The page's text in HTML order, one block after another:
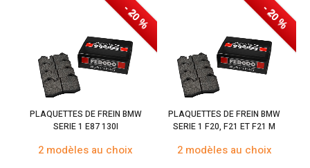
- 20 %
PLAQUETTES DE FREIN BMW
SERIE 1 E87 130I
2 modèles au choix
- 20 %
PLAQUETTES DE FREIN BMW
SERIE 1 F20, F21 ET F21 M
2 modèles au choix